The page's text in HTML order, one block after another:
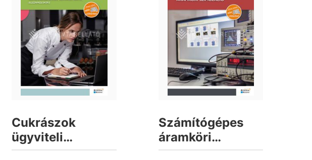
Cukrászok
ügyviteli
feladatai
Számítógépes
áramköri
szimuláció